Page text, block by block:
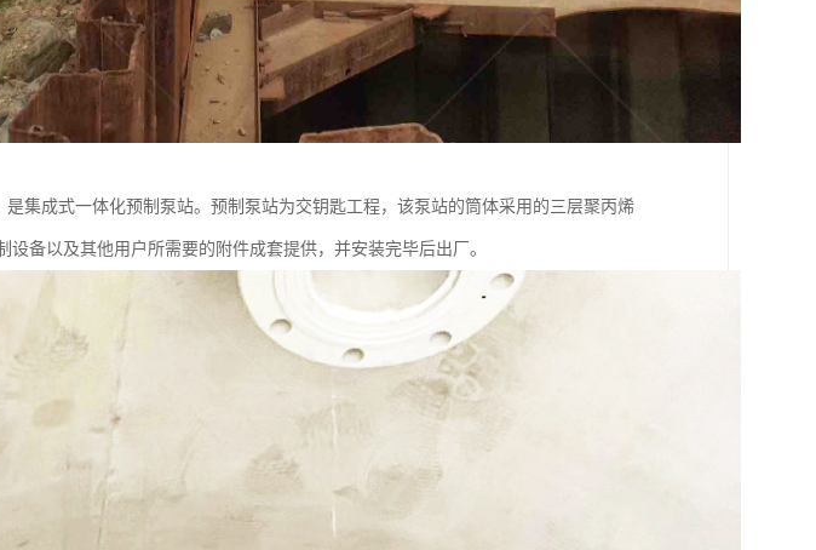
集成式一体化预制泵站。预制泵站为交钥匙工程，该泵站的筒体采用的三层聚丙烯
备以及其他用户所需要的附件成套提供，并安装完毕后出厂。